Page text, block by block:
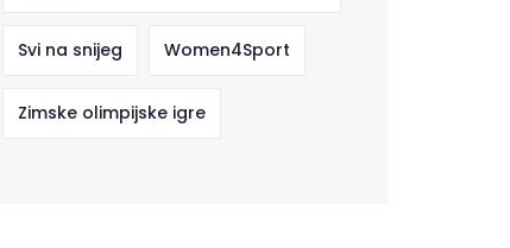
Svi na snijeg Women4Sport
Zimske olimpijske igre